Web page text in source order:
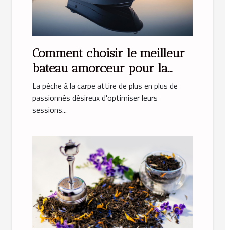
Comment choisir le meilleur
bateau amorceur pour la
pêche à la carpe
La pêche à la carpe attire de plus en plus de
passionnés désireux d'optimiser leurs
sessions...